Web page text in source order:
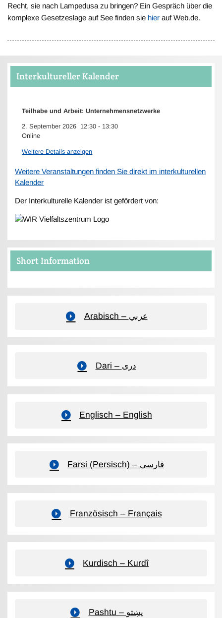
Recht, sie nach Lampedusa zu bringen? Ein Gespräch über die
komplexe Gesetzeslage auf See finden sie hier auf Web.de.
Interkultureller Kalender
Teilhabe und Arbeit: Unternehmensnetzwerke
2. September 2026 12:30 - 13:30
Online
Weitere Details anzeigen
Weitere Veranstaltungen finden Sie direkt im interkulturellen
Kalender
Der Interkulturelle Kalender ist gefördert von:
Short Information
Arabisch – عربي
Dari – دری
Englisch – English
Farsi (Persisch) – فارسی
Französisch – Français
Kurdisch – Kurdî
Pashtu – پښتو